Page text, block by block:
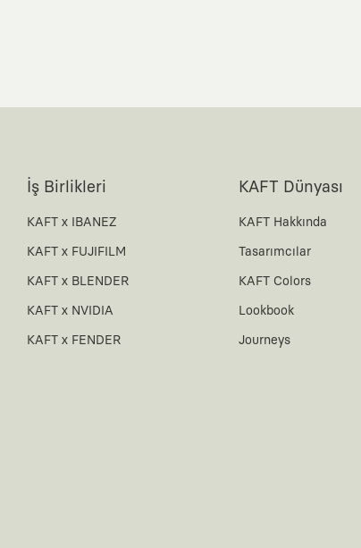
İş Birlikleri
KAFT x IBANEZ
KAFT x FUJIFILM
KAFT x BLENDER
KAFT x NVIDIA
KAFT x FENDER
KAFT Dünyası
KAFT Hakkında
Tasarımcılar
KAFT Colors
Lookbook
Journeys